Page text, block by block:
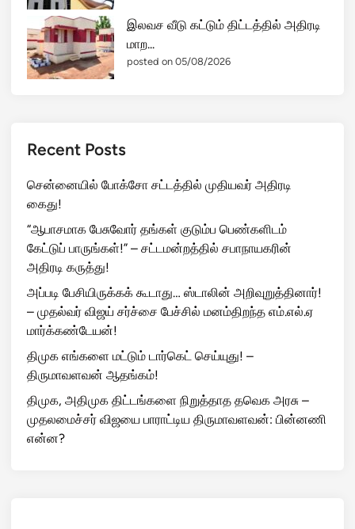
இலவச வீடு கட்டும் திட்டத்தில் அதிரடி
மாற...
posted on 05/08/2026
Recent Posts
சென்னையில் போக்சோ சட்டத்தில் முதியவர் அதிரடி
கைது!
“ஆபாசமாக பேசுவோர் தங்கள் குடும்ப பெண்களிடம்
கேட்டுப் பாருங்கள்!” – சட்டமன்றத்தில் சபாநாயகரின்
அதிரடி கருத்து!
அப்படி பேசியிருக்கக் கூடாது… ஸ்டாலின் அறிவுறுத்தினார்!
– முதல்வர் விஜய் சர்ச்சை பேச்சில் மனம்திறந்த எம்.எல்.ஏ
மார்க்கண்டேயன்!
திமுக எங்களை மட்டும் டார்கெட் செய்யுது! –
திருமாவளவன் ஆதங்கம்!
திமுக, அதிமுக திட்டங்களை நிறுத்தாத தவெக அரசு –
முதலமைச்சர் விஜயை பாராட்டிய திருமாவளவன்: பின்னணி
என்ன?